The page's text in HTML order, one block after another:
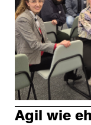
Agil wie eh